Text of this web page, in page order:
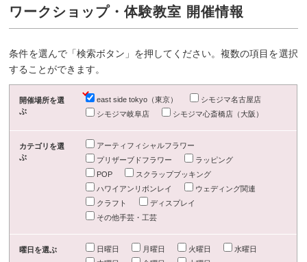
ワークショップ・体験教室 開催情報
条件を選んで「検索ボタン」を押してください。複数の項目を選択
することができます。
開催場所を選
ぶ
east side tokyo（東京）
シモジマ名古屋店
シモジマ岐阜店
シモジマ心斎橋店（大阪）
カテゴリを選
ぶ
アーティフィシャルフラワー
プリザーブドフラワー
ラッピング
POP
スクラップブッキング
ハワイアンリボンレイ
ウェディング関連
クラフト
ディスプレイ
その他手芸・工芸
曜日を選ぶ 日曜日 月曜日 火曜日
水曜日